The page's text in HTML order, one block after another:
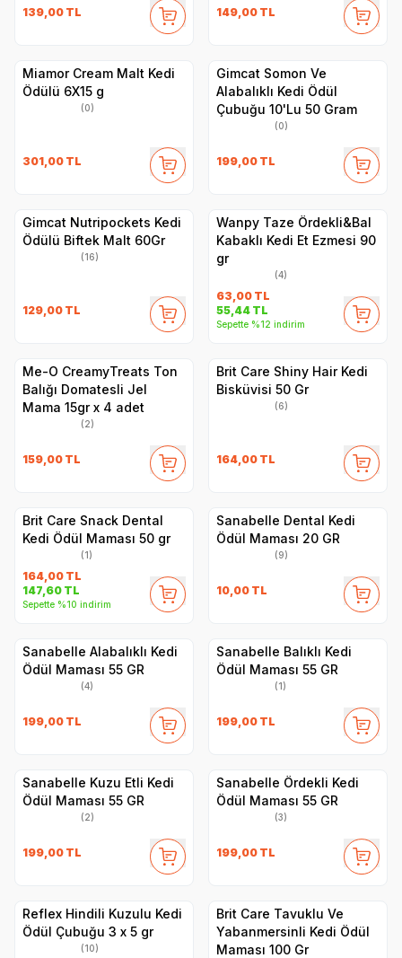
139,00 TL 149,00 TL
Miamor Cream Malt Kedi
Ödülü 6X15 g
(0)
301,00 TL
Gimcat Somon Ve
Alabalıklı Kedi Ödül
Çubuğu 10'Lu 50 Gram
(0)
199,00 TL
Gimcat Nutripockets Kedi
Ödülü Biftek Malt 60Gr
(16)
129,00 TL
Wanpy Taze Ördekli&Bal
Kabaklı Kedi Et Ezmesi 90
gr
(4)
63,00 TL
55,44 TL
Sepette %12 indirim
Me-O CreamyTreats Ton
Balığı Domatesli Jel
Mama 15gr x 4 adet
(2)
159,00 TL
Brit Care Shiny Hair Kedi
Bisküvisi 50 Gr
(6)
164,00 TL
Brit Care Snack Dental
Kedi Ödül Maması 50 gr
(1)
164,00 TL
147,60 TL
Sepette %10 indirim
Sanabelle Dental Kedi
Ödül Maması 20 GR
(9)
10,00 TL
Sanabelle Alabalıklı Kedi
Ödül Maması 55 GR
(4)
199,00 TL
Sanabelle Balıklı Kedi
Ödül Maması 55 GR
(1)
199,00 TL
Sanabelle Kuzu Etli Kedi
Ödül Maması 55 GR
(2)
199,00 TL
Sanabelle Ördekli Kedi
Ödül Maması 55 GR
(3)
199,00 TL
Reflex Hindili Kuzulu Kedi
Ödül Çubuğu 3 x 5 gr
(10)
Brit Care Tavuklu Ve
Yabanmersinli Kedi Ödül
Maması 100 Gr